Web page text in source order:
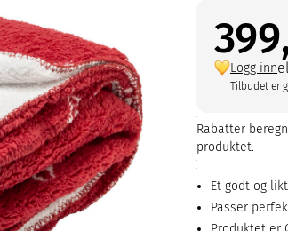
Logg inn
Tilbudet er
Rabatter
produktet.
Et godt og
Passer